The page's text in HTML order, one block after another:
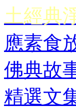
土經典
應素食
佛典故
精選文